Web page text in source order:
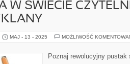
W ŚWIECIE
MAJ - 13 - 2025 MOŻLIWOŚĆ
Poznaj rewolucyjny